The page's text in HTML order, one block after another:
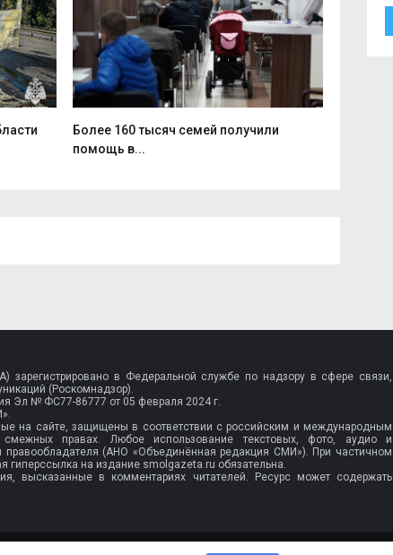
Более 160 тысяч семей получили
помощь в...
зарегистрировано в Федеральной службе по надзору в сфере связи,
(Роскомнадзор).
Эл № ФС77-86777 от 05 февраля 2024 г.
на сайте, защищены в соответствии с российским и международным
правах. Любое использование текстовых, фото, аудио и
правообладателя (АНО «Объединённая редакция СМИ»). При частичном
гиперссылка на издание smolgazeta.ru обязательна.
высказанные в комментариях читателей. Ресурс может содержать